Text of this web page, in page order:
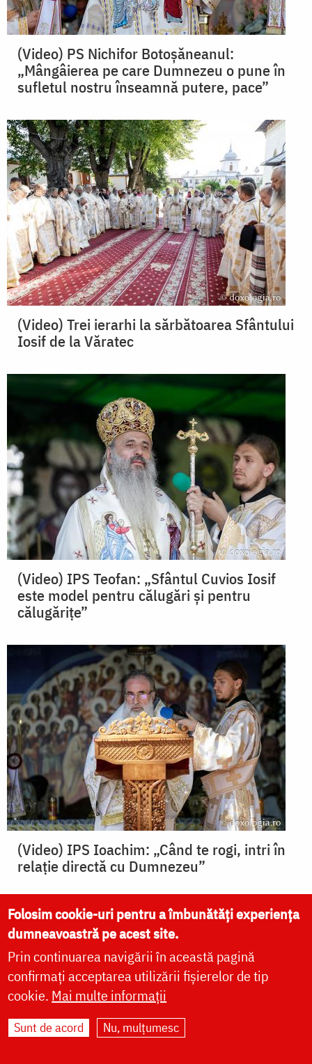
(Video) PS Nichifor Botoșăneanul:
„Mângâierea pe care Dumnezeu o pune în
sufletul nostru înseamnă putere, pace”
(Video) Trei ierarhi la sărbătoarea Sfântului
Iosif de la Văratec
(Video) IPS Teofan: „Sfântul Cuvios Iosif
este model pentru călugări și pentru
călugărițe”
(Video) IPS Ioachim: „Când te rogi, intri în
relație directă cu Dumnezeu”
Folosim cookie-uri pentru a îmbunătăți experiența
dumneavoastră pe acest site.
Prin continuarea navigării în această pagină
confirmați acceptarea utilizării fișierelor de tip
cookie. Mai multe informații
Sunt de acord Nu, mulțumesc